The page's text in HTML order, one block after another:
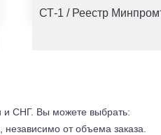
СТ-1 / Реестр
и СНГ. Вы можете выбрать:
независимо от объема заказа.